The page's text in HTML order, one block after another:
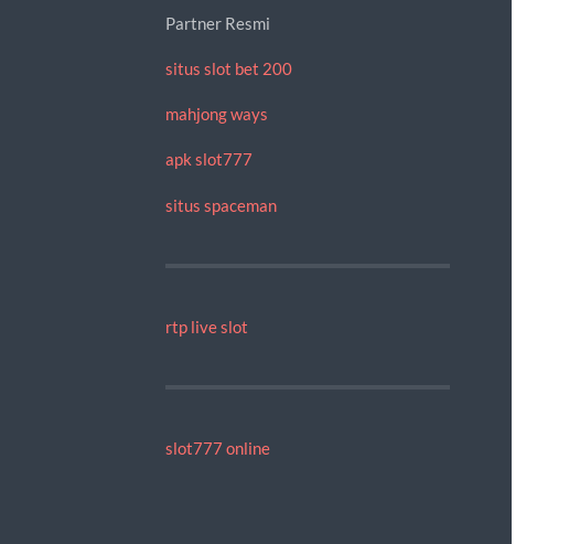
Partner Resmi
situs slot bet 200
mahjong ways
apk slot777
situs spaceman
rtp live slot
slot777 online